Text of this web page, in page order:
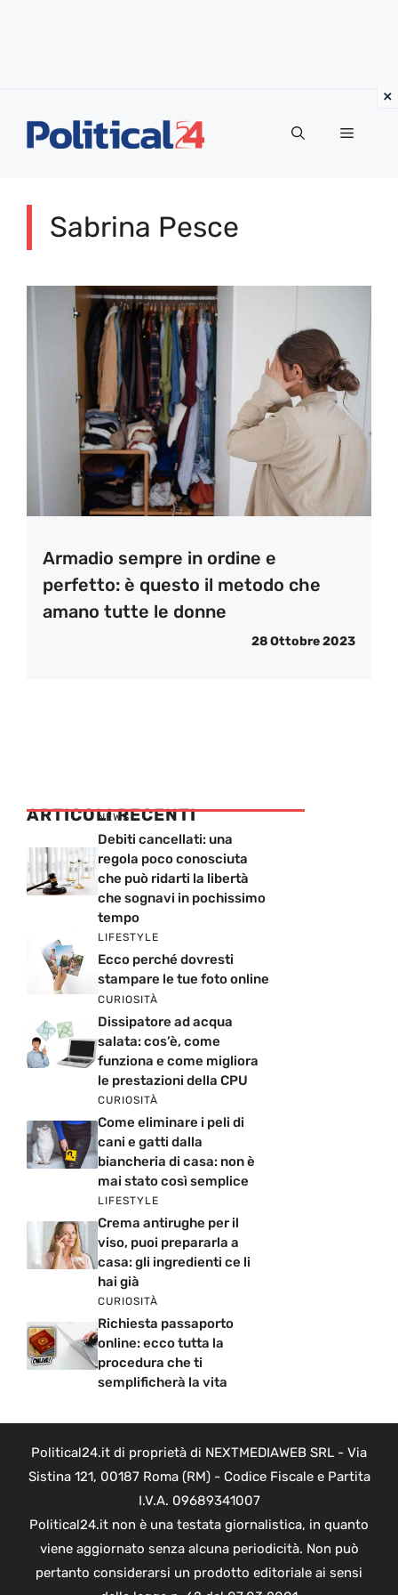
Menu
Sabrina Pesce
Armadio sempre in ordine e
perfetto: è questo il metodo che
amano tutte le donne
28 Ottobre 2023
ARTICOLI RECENTI
NEWS
Debiti cancellati: una
regola poco conosciuta
che può ridarti la libertà
che sognavi in pochissimo
tempo
LIFESTYLE
Ecco perché dovresti
stampare le tue foto online
CURIOSITÀ
Dissipatore ad acqua
salata: cos’è, come
funziona e come migliora
le prestazioni della CPU
CURIOSITÀ
Come eliminare i peli di
cani e gatti dalla
biancheria di casa: non è
mai stato così semplice
LIFESTYLE
Crema antirughe per il
viso, puoi prepararla a
casa: gli ingredienti ce li
hai già
CURIOSITÀ
Richiesta passaporto
online: ecco tutta la
procedura che ti
semplificherà la vita
Political24.it di proprietà di NEXTMEDIAWEB SRL - Via
Sistina 121, 00187 Roma (RM) - Codice Fiscale e Partita
I.V.A. 09689341007
Political24.it non è una testata giornalistica, in quanto
viene aggiornato senza alcuna periodicità. Non può
pertanto considerarsi un prodotto editoriale ai sensi